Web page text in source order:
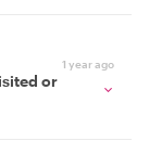
1 year ago
or